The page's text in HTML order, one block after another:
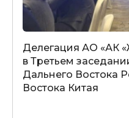
Делегация АО «АК
в Третьем
Дальнего Востока
Востока Китая